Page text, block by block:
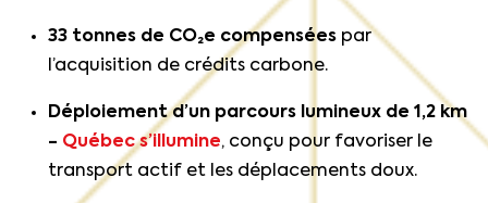
33 tonnes de CO₂e compensées par
l’acquisition de crédits carbone.
Déploiement d’un parcours lumineux de 1,2 km
- Québec s’illumine, conçu pour favoriser le
transport actif et les déplacements doux.